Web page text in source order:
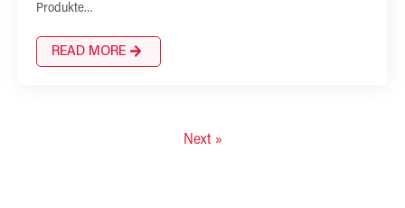
Produkte…
READ MORE
Next »